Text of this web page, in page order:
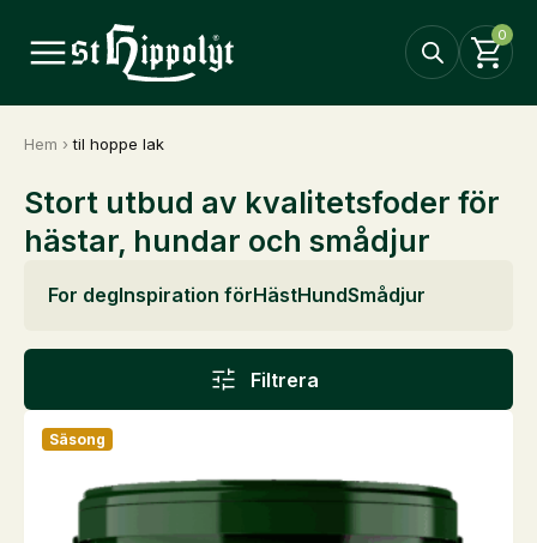
0
Hem › til hoppe lak
Stort utbud av kvalitetsfoder för
hästar, hundar och smådjur
For degInspiration förHästHundSmådjur
Filtrera
Säsong